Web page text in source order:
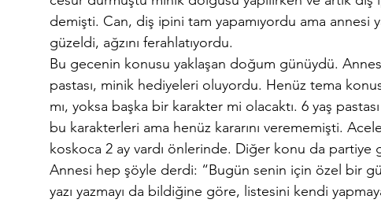
demişti. Can, diş ipini tam yapamıyordu ama annesi
güzeldi, ağzını ferahlatıyordu.
Bu gecenin konusu yaklaşan doğum günüydü.
pastası, minik hediyeleri oluyordu. Henüz tema
mı, yoksa başka bir karakter mi olacaktı. 6 yaş
bu karakterleri ama henüz kararını verememişti.
koskoca 2 ay vardı önlerinde. Diğer konu da partiye
Annesi hep şöyle derdi: “Bugün senin için özel bir
yazı yazmayı da bildiğine göre, listesini kendi